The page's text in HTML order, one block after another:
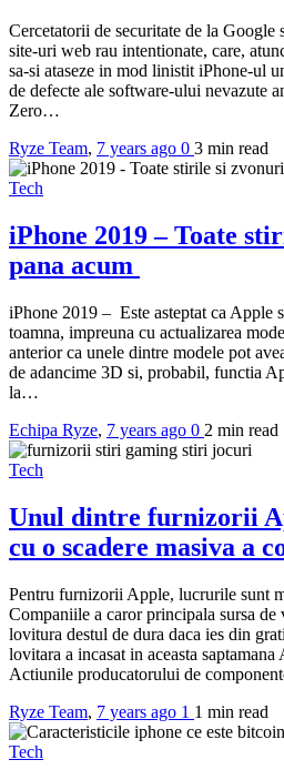
Cercetatorii de securitate de la Google
site-uri web rau intentionate, care,
sa-si ataseze in mod linistit iPhone-ul
de defecte ale software-ului nevazute
Zero…
Ryze Team, 7 years ago 0 3 min read
Tech
iPhone 2019 – Toate
pana acum
iPhone 2019 – Este asteptat ca Apple
toamna, impreuna cu actualizarea
anterior ca unele dintre modele pot
de adancime 3D si, probabil, functia
la…
Echipa Ryze, 7 years ago 0 2 min read
Tech
Unul dintre furnizorii
cu o scadere masiva a
Pentru furnizorii Apple, lucrurile sunt
Companiile a caror principala sursa de
lovitura destul de dura daca ies din
lovitara a incasat in aceasta
Actiunile producatorului de
Ryze Team, 7 years ago 1 1 min read
Tech